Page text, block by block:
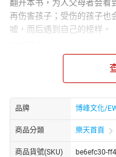
翻开本书，为人父母者会看
再伤害孩子；受伤的孩子也
嘘，而后遇到自己的榜样。
张亚凌，《读者》《文苑》
《爱写作》等专栏作家，小
美好》《为你摇响一串风铃
不辜负自己》《味道》等，
鹏程文学奖”“叶圣陶教师文
题老师及评委，被评为全国
品牌 博峰文化/
商品分類 樂天首頁
商品貨號(SKU) be6efc30-